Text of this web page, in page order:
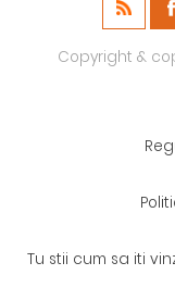
Copyright &
Tu stii cum sa iti